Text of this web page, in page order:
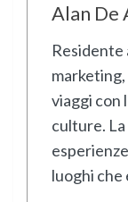
Alan De
Residente
marketing,
viaggi con
culture.
luoghi che